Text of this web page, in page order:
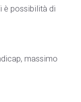
è possibilità di
massimo